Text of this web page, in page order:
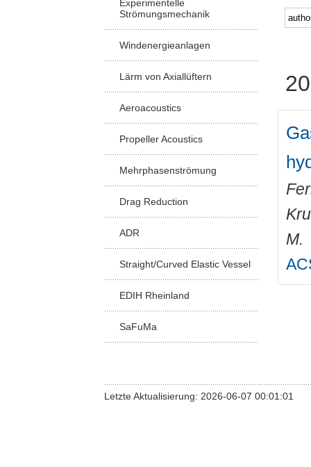
Experimentelle
Strömungsmechanik
Windenergieanlagen
Lärm von Axiallüftern
Aeroacoustics
Propeller Acoustics
Mehrphasenströmung
Drag Reduction
ADR
Straight/Curved Elastic Vessel
EDIH Rheinland
SaFuMa
M.
Letzte Aktualisierung: 2026-06-07 00:01:01